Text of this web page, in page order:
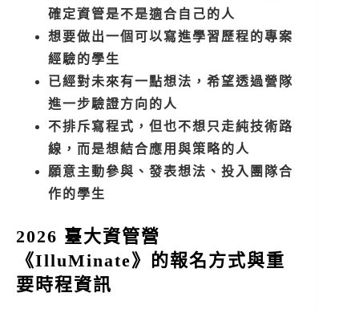
確定資管是不是適合自己的人
想要做出一個可以寫進學習歷程的專案
經驗的學生
已經對未來有一點想法，希望透過營隊
進一步驗證方向的人
不排斥寫程式，但也不想只走純技術路
線，而是想結合應用與策略的人
願意主動參與、發表想法、投入團隊合
作的學生
2026 臺大資管營
《IlluMinate》的報名方式與重
要時程資訊